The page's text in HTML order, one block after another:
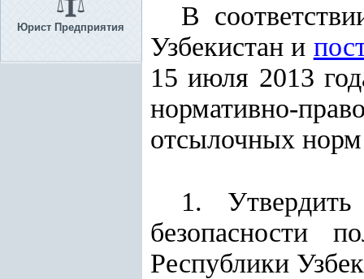
Юрист Предприятия
В
Узбекистан и
15 июля 2013
нормативно-
отсылочных
1.
безопасности
Республики